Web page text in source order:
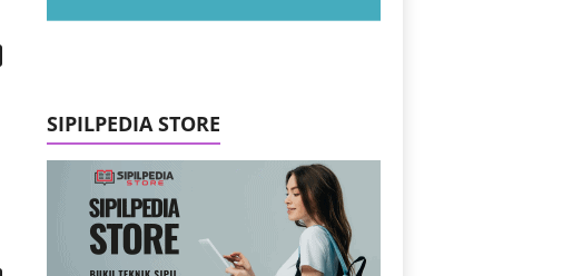
SIPILPEDIA STORE